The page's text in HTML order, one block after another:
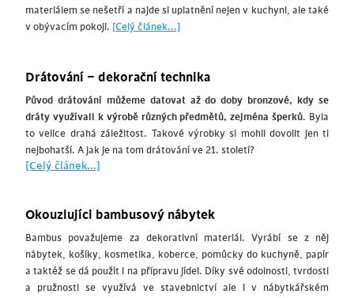
materiálem se nešetří a najde si uplatnění nejen v kuchyni, ale také
v obývacím pokoji. [Celý článek...]
Drátování – dekorační technika
Původ drátování můžeme datovat až do doby bronzové, kdy se
dráty využívali k výrobě různých předmětů, zejména šperků. Byla
to velice drahá záležitost. Takové výrobky si mohli dovolit jen ti
nejbohatší. A jak je na tom drátování ve 21. století?
[Celý článek...]
Okouzlujíci bambusový nábytek
Bambus považujeme za dekorativní materiál. Vyrábí se z něj
nábytek, košíky, kosmetika, koberce, pomůcky do kuchyně, papír
a taktéž se dá použít i na přípravu jídel. Díky své odolnosti, tvrdosti
a pružnosti se využívá ve stavebnictví ale i v nábytkářském